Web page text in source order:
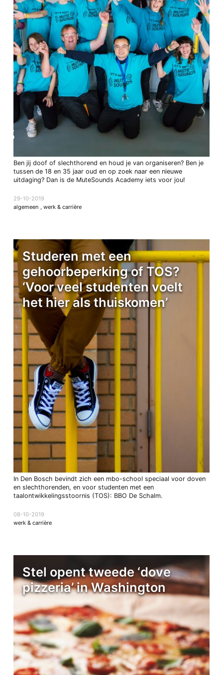
Ben jij doof of slechthorend en houd je van organiseren? Ben je
tussen de 18 en 35 jaar oud en op zoek naar een nieuwe
uitdaging? Dan is de MuteSounds Academy iets voor jou!
29-10-2019
algemeen , werk & carrière
Studeren met een
gehoorbeperking of TOS?
‘Voor veel studenten voelt
het hier als thuiskomen’
In Den Bosch bevindt zich een mbo-school speciaal voor doven
en slechthorenden, en voor studenten met een
taalontwikkelingsstoornis (TOS): BBO De Schalm.
08-10-2019
werk & carrière
Stel opent tweede ‘dove
pizzeria’ in Washington